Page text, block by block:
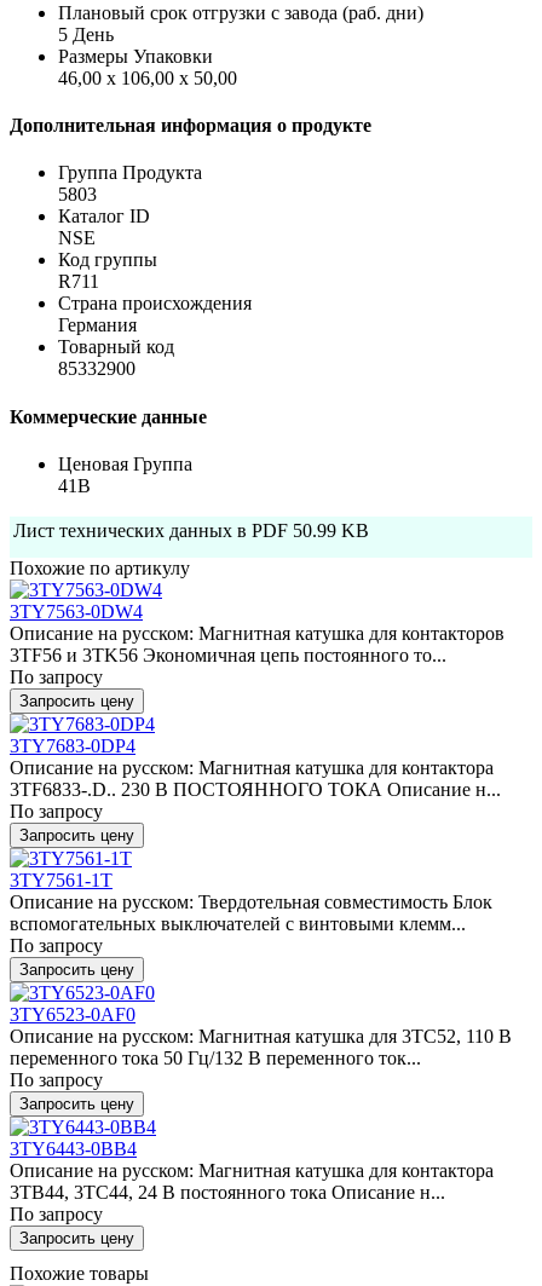
Плановый срок отгрузки с завода (раб. дни)
5 День
Размеры Упаковки
46,00 x 106,00 x 50,00
Дополнительная информация о продукте
Группа Продукта
5803
Каталог ID
NSE
Код группы
R711
Страна происхождения
Германия
Товарный код
85332900
Коммерческие данные
Ценовая Группа
41B
Лист технических данных в PDF 50.99 KB
Похожие по артикулу
3TY7563-0DW4
Описание на русском: Магнитная катушка для контакторов
3TF56 и 3TK56 Экономичная цепь постоянного то...
По запросу
Запросить цену
3TY7683-0DP4
Описание на русском: Магнитная катушка для контактора
3TF6833-.D.. 230 В ПОСТОЯННОГО ТОКА Описание н...
По запросу
Запросить цену
3TY7561-1T
Описание на русском: Твердотельная совместимость Блок
вспомогательных выключателей с винтовыми клемм...
По запросу
Запросить цену
3TY6523-0AF0
Описание на русском: Магнитная катушка для 3TC52, 110 В
переменного тока 50 Гц/132 В переменного ток...
По запросу
Запросить цену
3TY6443-0BB4
Описание на русском: Магнитная катушка для контактора
3TB44, 3TC44, 24 В постоянного тока Описание н...
По запросу
Запросить цену
Похожие товары